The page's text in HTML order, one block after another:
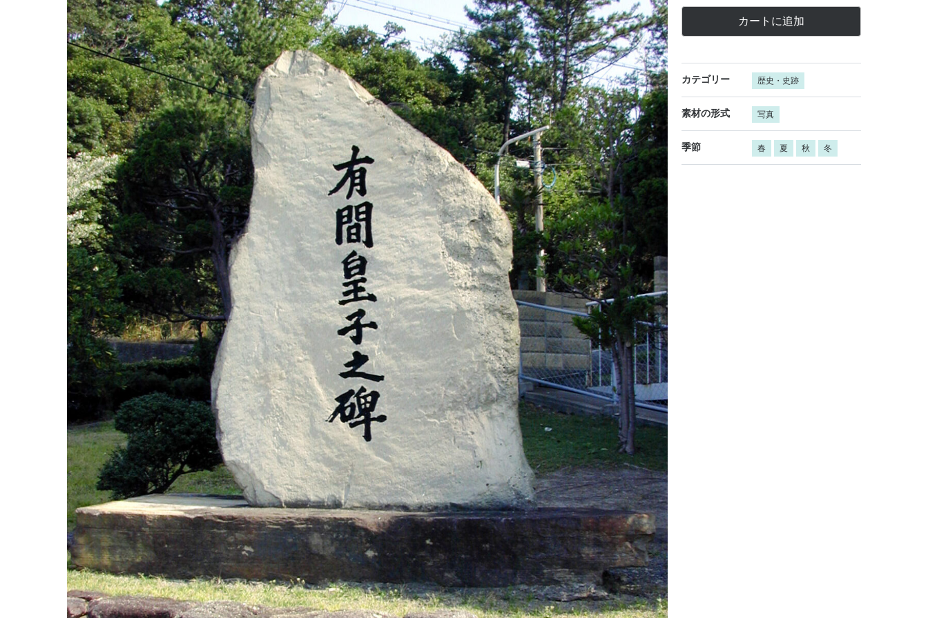
カートに追加
カテゴリー 歴史・史跡
素材の形式 写真
季節 春 夏 秋 冬